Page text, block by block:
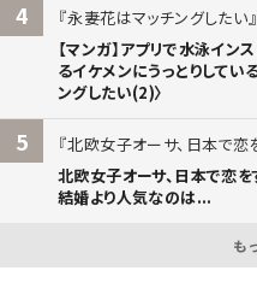
4
永妻花はマッチングしたい
【マンガ】アプリで水泳イ
るイケメンにうっとりしてい
ングしたい(2)〉
5
北欧女子オーサ、日本で恋
北欧女子オーサ、日本で恋
結婚より人気なのは...
も